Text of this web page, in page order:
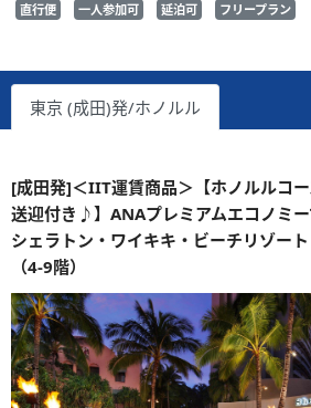
直行便 一人参加可 延泊可 フリープラン
東京 (成田)発/ホノルル
[成田発]＜IIT運賃商品＞【ホノルルコ
送迎付き♪】ANAプレミアムエコノミ
シェラトン・ワイキキ・ビーチリゾー
（4-9階）